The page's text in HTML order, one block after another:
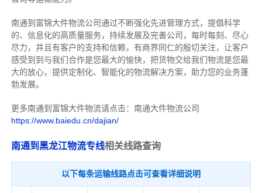
南通到富锦大件物流公司通过不断强化先进管理方式，提倡科学
的、信息化的高质量服务，持续发展及完善公司，每时每刻、尽心
尽力， 并且有客户的支持和信赖，有商界同仁的殷切关注， 让客户
感受到到与我们合作是您最大的愉快，把货物交给我们物流是您最
大的放心， 提供定制化、智能化的物流解决方案，助力您的业务蓬
勃发展。
更多南通到富锦大件物流请点击：南通大件物流公司
https://www.baiedu.cn/dajian/
南通到黑龙江物流专线相关线路查询
以下每条运输线路点击可查看详细说明